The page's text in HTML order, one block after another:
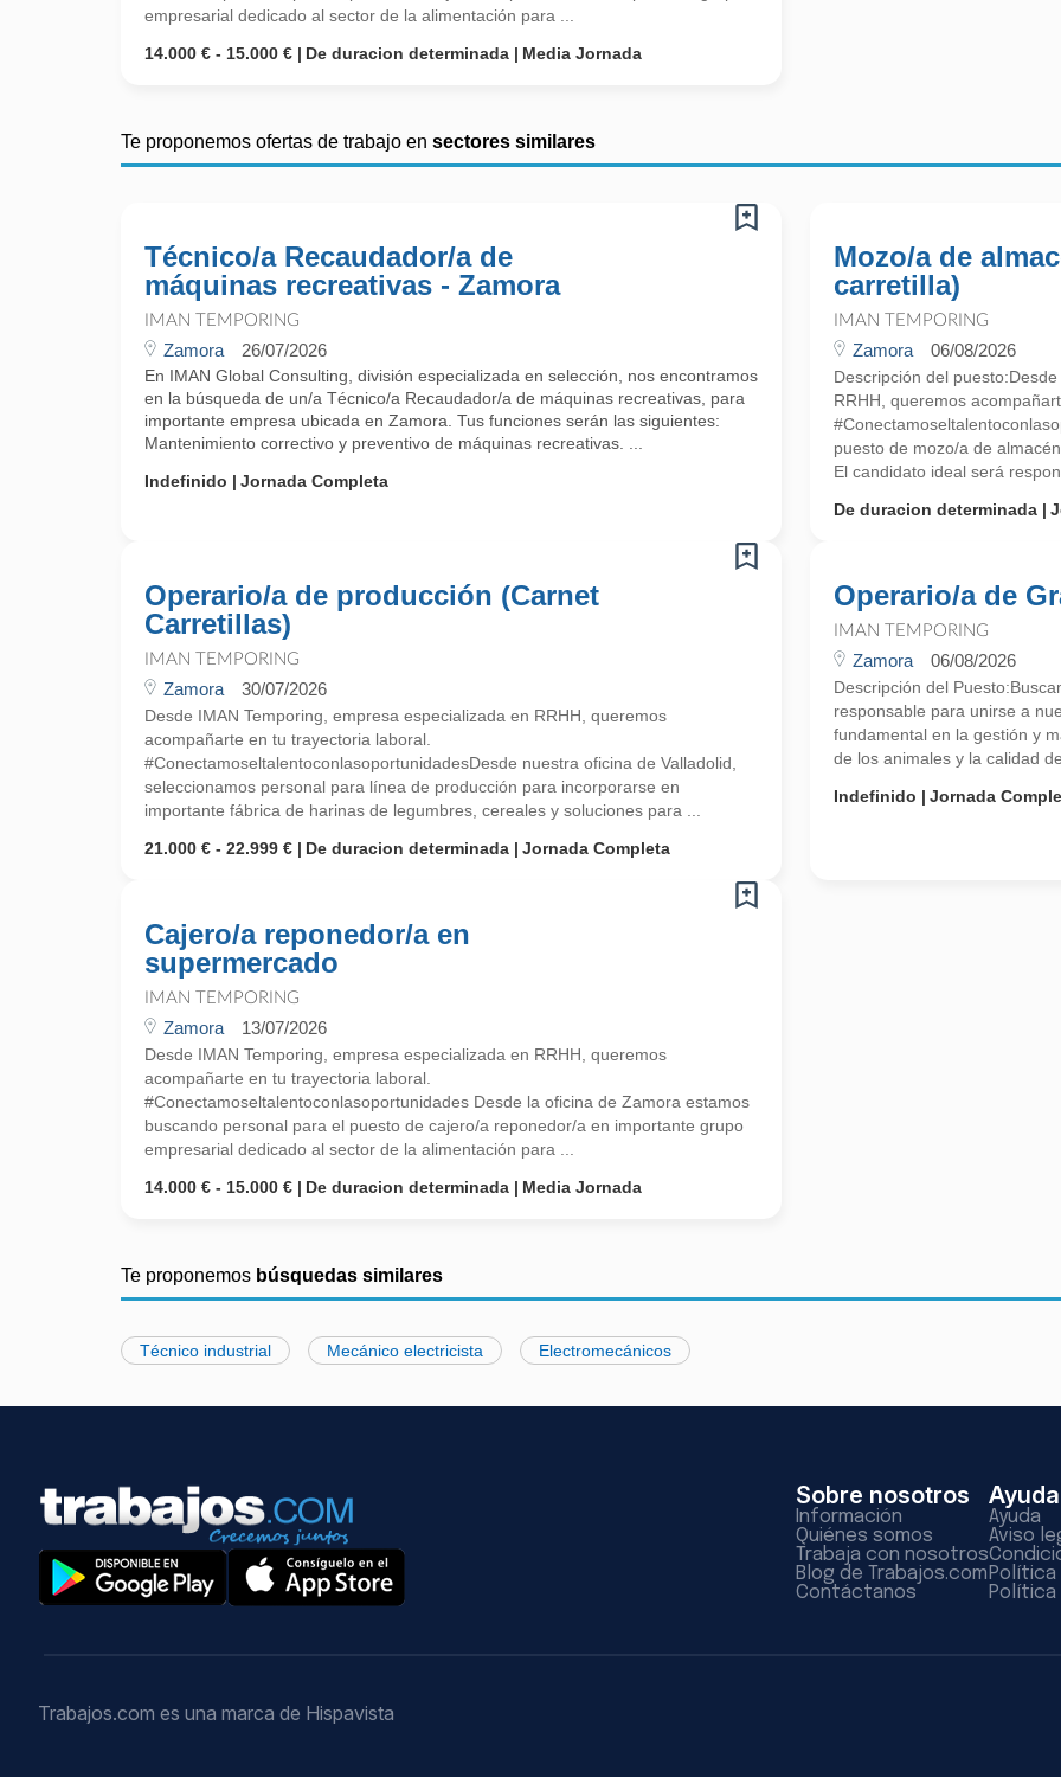
empresarial dedicado al sector de la alimentación para ...
14.000 € - 15.000 €
De duracion determinada Media Jornada
Te proponemos ofertas de trabajo en sectores similares
Técnico/a Recaudador/a de
máquinas recreativas - Zamora
IMAN TEMPORING
Zamora 26/07/2026
En IMAN Global Consulting, división especializada en selección, nos encontramos
en la búsqueda de un/a Técnico/a Recaudador/a de máquinas recreativas, para
importante empresa ubicada en Zamora. Tus funciones serán las siguientes:
Mantenimiento correctivo y preventivo de máquinas recreativas. ...
Indefinido
Jornada Completa
Mozo/a de
carretilla)
IMAN TEMPORING
Zamora 06/08/2026
Descripción del
RRHH, queremos
puesto de mozo/a de
El candidato ideal será
De duracion determinada
Operario/a de producción (Carnet
Carretillas)
IMAN TEMPORING
Zamora 30/07/2026
Desde IMAN Temporing, empresa especializada en RRHH, queremos
acompañarte en tu trayectoria laboral.
#ConectamoseltalentoconlasoportunidadesDesde nuestra oficina de Valladolid,
seleccionamos personal para línea de producción para incorporarse en
importante fábrica de harinas de legumbres, cereales y soluciones para ...
21.000 € - 22.999 €
De duracion determinada Jornada Completa
Operario/a de
IMAN TEMPORING
Zamora 06/08/2026
Descripción del
responsable para unirse a
fundamental en la gestión y
de los animales y la calidad
Indefinido
Jornada
Cajero/a reponedor/a en
supermercado
IMAN TEMPORING
Zamora 13/07/2026
Desde IMAN Temporing, empresa especializada en RRHH, queremos
acompañarte en tu trayectoria laboral.
#Conectamoseltalentoconlasoportunidades Desde la oficina de Zamora estamos
buscando personal para el puesto de cajero/a reponedor/a en importante grupo
empresarial dedicado al sector de la alimentación para ...
14.000 € - 15.000 €
De duracion determinada Media Jornada
Te proponemos búsquedas similares
Técnico industrial Mecánico electricista Electromecánicos
Sobre nosotros
Información
Quiénes somos
Trabaja con nosotros
Blog de Trabajos.com
Contáctanos
Ayuda
Ayuda
Aviso
Trabajos.com es una marca de Hispavista